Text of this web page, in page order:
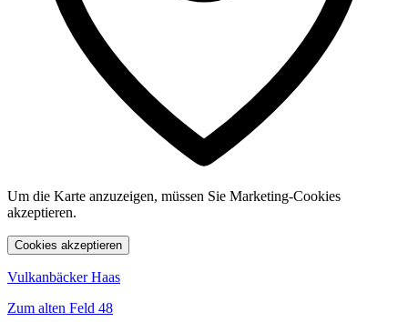
Um die Karte anzuzeigen, müssen Sie Marketing-Cookies
akzeptieren.
Cookies akzeptieren
Vulkanbäcker Haas
Zum alten Feld 48